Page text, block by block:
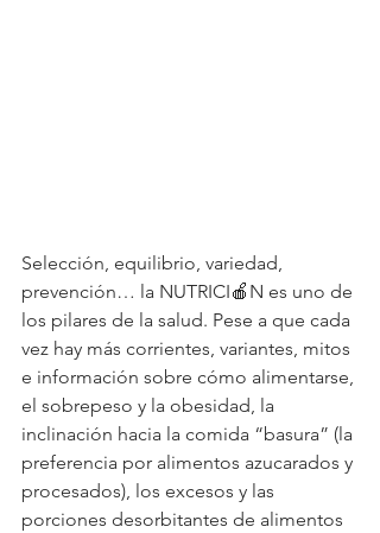
Selección, equilibrio, variedad,
prevención… la NUTRICI🍎N es uno de
los pilares de la salud. Pese a que cada
vez hay más corrientes, variantes, mitos
e información sobre cómo alimentarse,
el sobrepeso y la obesidad, la
inclinación hacia la comida “basura” (la
preferencia por alimentos azucarados y
procesados), los excesos y las
porciones desorbitantes de alimentos